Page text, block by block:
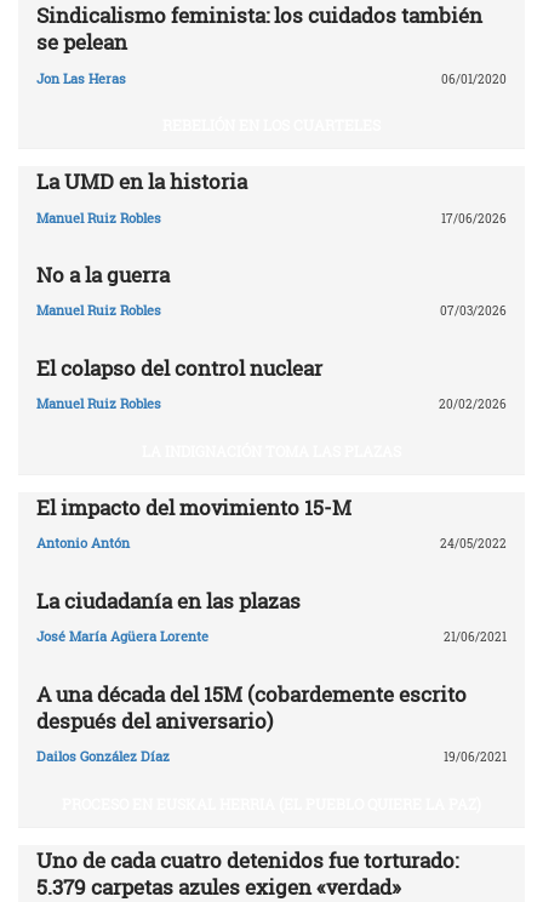
Sindicalismo feminista: los cuidados también
se pelean
Jon Las Heras 06/01/2020
La UMD en la historia
Manuel Ruiz Robles 17/06/2026
No a la guerra
Manuel Ruiz Robles 07/03/2026
El colapso del control nuclear
Manuel Ruiz Robles 20/02/2026
El impacto del movimiento 15-M
Antonio Antón 24/05/2022
La ciudadanía en las plazas
José María Agüera Lorente 21/06/2021
A una década del 15M (cobardemente escrito
después del aniversario)
Dailos González Díaz 19/06/2021
Uno de cada cuatro detenidos fue torturado:
5.379 carpetas azules exigen «verdad»